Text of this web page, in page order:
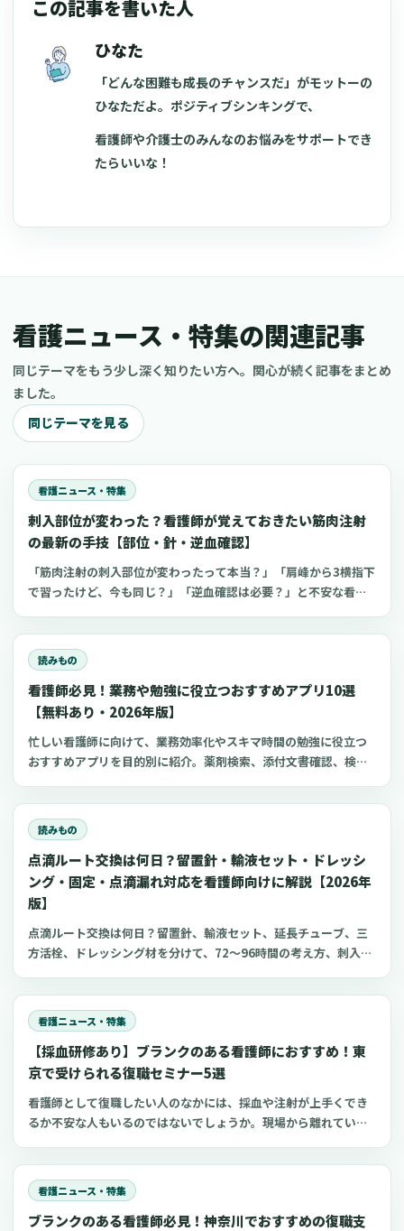
この記事を書いた人
ひなた
「どんな困難も成長のチャンスだ」がモットーの
ひなただよ。ポジティブシンキングで、
看護師や介護士のみんなのお悩みをサポートでき
たらいいな！
看護ニュース・特集の関連記事
同じテーマをもう少し深く知りたい方へ。関心が続く記事をまとめ
ました。
同じテーマを見る
看護ニュース・特集
刺入部位が変わった？看護師が覚えておきたい筋肉注射
の最新の手技【部位・針・逆血確認】
「筋肉注射の刺入部位が変わったって本当？」「肩峰から3横指下
で習ったけど、今も同じ？」「逆血確認は必要？」と不安な看護
び方、針のゲージと長さ、皮下注射との違い、神経損傷やSIRVA
を避けるポイント、ワクチン接種時の手順までわかりやすく解説
します。
読みもの
看護師必見！業務や勉強に役立つおすすめアプリ10選
【無料あり・2026年版】
忙しい看護師に向けて、業務効率化やスキマ時間の勉強に役立つ
おすすめアプリを目的別に紹介。薬剤検索、添付文書確認、検査
心電図学習、シフト管理など、現場や復職準備で使いやすいアプ
リをまとめました。
読みもの
点滴ルート交換は何日？留置針・輸液セット・ドレッシ
ング・固定・点滴漏れ対応を看護師向けに解説【2026年
版】
点滴ルート交換は何日？留置針、輸液セット、延長チューブ、三
方活栓、ドレッシング材を分けて、72〜96時間の考え方、刺入部
看護ニュース・特集
【採血研修あり】ブランクのある看護師におすすめ！東
京で受けられる復職セミナー5選
看護師として復職したい人のなかには、採血や注射が上手くでき
るか不安な人もいるのではないでしょうか。現場から離れている
せん。 看護師の復職支援研修で学びと実践を深めれば、ブランク
があっても自信を持って復職できます。 今回は、採血研修も受け
られる東京都のおすすめセミナーをご紹介します。
看護ニュース・特集
ブランクのある看護師必見！神奈川でおすすめの復職支